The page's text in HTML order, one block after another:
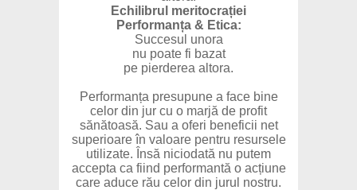
Echilibrul meritocrației
Performanța & Etica:
Succesul unora
nu poate fi bazat
pe pierderea altora.
Performanța presupune a face bine
celor din jur cu o marjă de profit
sănătoasă. Sau a oferi beneficii net
superioare în valoare pentru resursele
utilizate. Însă niciodată nu putem
accepta ca fiind performantă o acțiune
care aduce rău celor din jurul nostru.